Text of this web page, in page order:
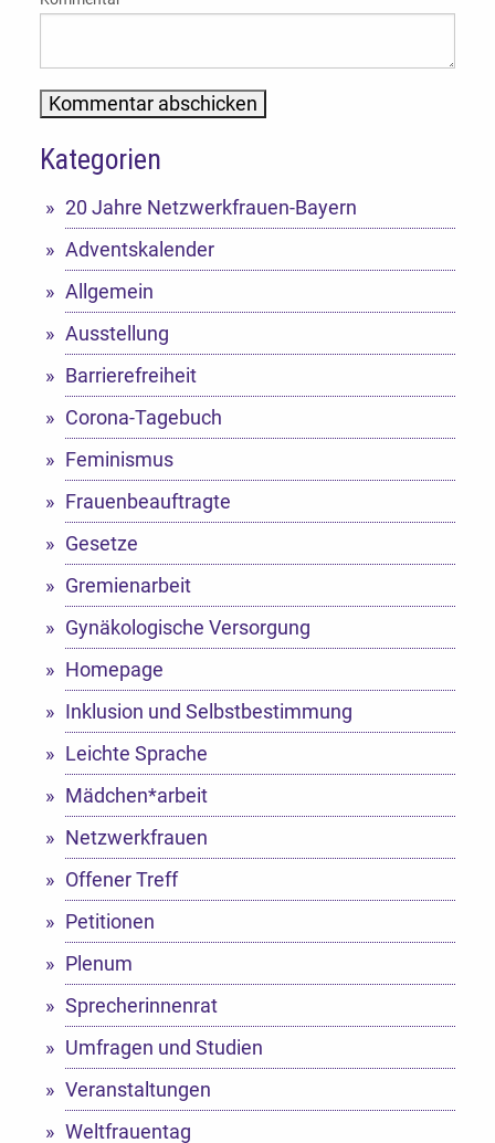
Alternative:
Kategorien
20 Jahre Netzwerkfrauen-Bayern
Adventskalender
Allgemein
Ausstellung
Barrierefreiheit
Corona-Tagebuch
Feminismus
Frauenbeauftragte
Gesetze
Gremienarbeit
Gynäkologische Versorgung
Homepage
Inklusion und Selbstbestimmung
Leichte Sprache
Mädchen*arbeit
Netzwerkfrauen
Offener Treff
Petitionen
Plenum
Sprecherinnenrat
Umfragen und Studien
Veranstaltungen
Weltfrauentag